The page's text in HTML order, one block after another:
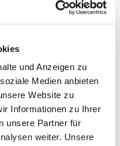
und Anzeigen zu
Medien anbieten
Website zu
Informationen zu Ihrer
unsere Partner für
weiter. Unsere